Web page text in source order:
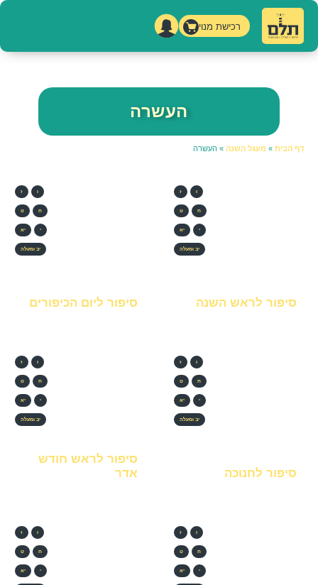
רכישת מנוי
העשרה
דף הבית » מעגל השנה » העשרה
ו ז
ח ט
י יא
יב ומעלה
סיפור לראש השנה
ו ז
ח ט
י יא
יב ומעלה
סיפור ליום הכיפורים
ו ז
ח ט
י יא
יב ומעלה
סיפור לחנוכה
ו ז
ח ט
י יא
יב ומעלה
סיפור לראש חודש
אדר
ו ז
ח ט
י יא
ו ז
ח ט
י יא